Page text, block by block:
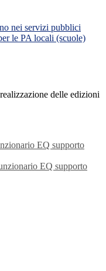
nei servizi pubblici
le PA locali (scuole)
delle edizioni
EQ supporto
EQ supporto